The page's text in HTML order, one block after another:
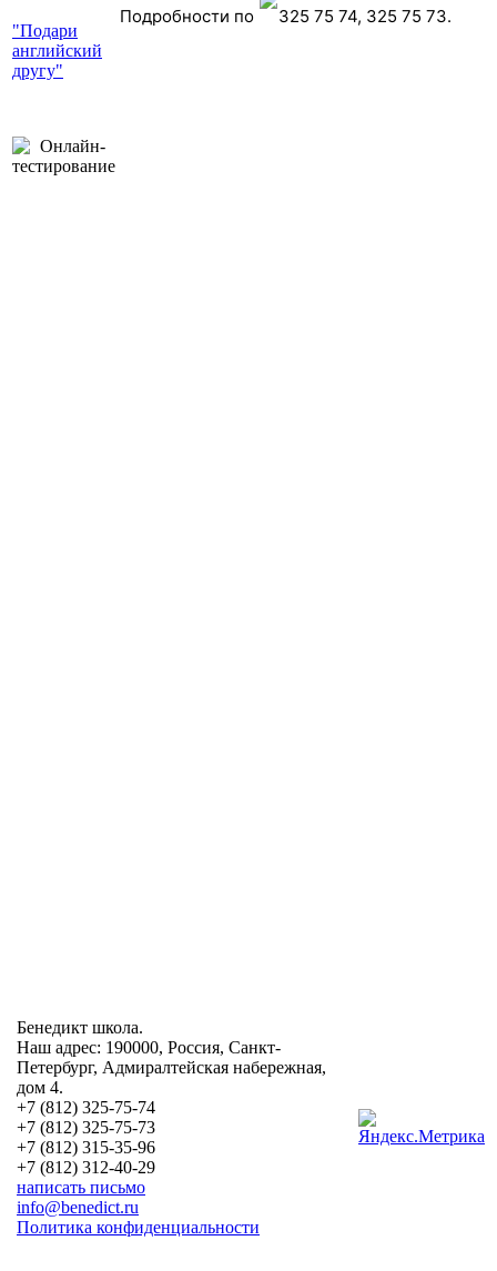
"Подари
английский
другу"
Подробности по 325 75 74, 325 75 73.
Бенедикт школа.
Наш адрес: 190000, Россия, Санкт-
Петербург, Адмиралтейская набережная,
дом 4.
+7 (812) 325-75-74
+7 (812) 325-75-73
+7 (812) 315-35-96
+7 (812) 312-40-29
написать письмо
info@benedict.ru
Политика конфиденциальности